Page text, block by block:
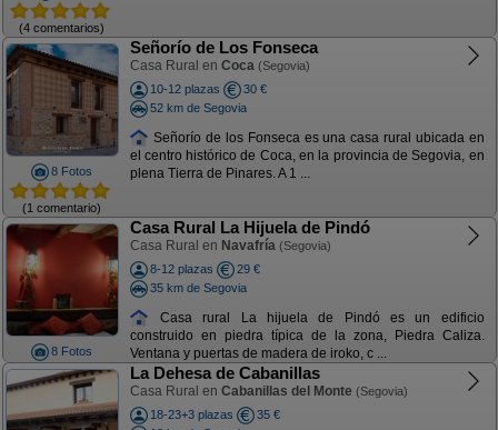
(4 comentarios)
8 Fotos
(1 comentario)
Señorío de Los Fonseca
Casa Rural en Coca (Segovia)
10-12 plazas
30 €
52 km de Segovia
Señorío de los Fonseca es una casa rural ubicada en
el centro histórico de Coca, en la provincia de Segovia, en
plena Tierra de Pinares. A 1 ...
8 Fotos
Casa Rural La Hijuela de Pindó
Casa Rural en Navafría (Segovia)
8-12 plazas
29 €
35 km de Segovia
Casa rural La hijuela de Pindó es un edificio
construido en piedra típica de la zona, Piedra Caliza.
Ventana y puertas de madera de iroko, c ...
La Dehesa de Cabanillas
Casa Rural en Cabanillas del Monte (Segovia)
18-23+3 plazas
35 €